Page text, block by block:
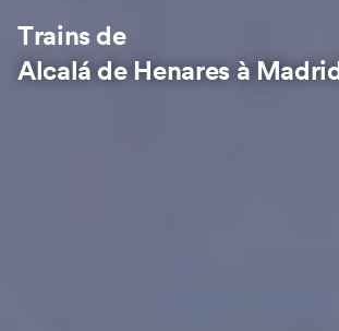
Trains de
Alcalá de Henares à Madrid